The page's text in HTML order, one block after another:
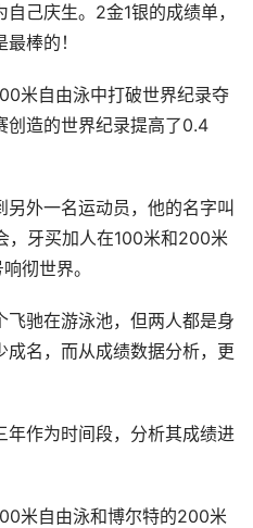
己庆生。2金1银的成绩单，
棒的！
米自由泳中打破世界纪录夺
创造的世界纪录提高了0.4
外一名运动员，他的名字叫
，牙买加人在100米和200米
彻世界。
飞驰在游泳池，但两人都是身
名，而从成绩数据分析，更
年作为时间段，分析其成绩进
米自由泳和博尔特的200米